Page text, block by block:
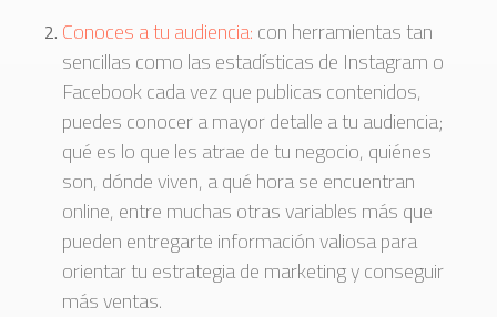
Conoces a tu audiencia: con herramientas tan
sencillas como las estadísticas de Instagram o
Facebook cada vez que publicas contenidos,
puedes conocer a mayor detalle a tu audiencia;
qué es lo que les atrae de tu negocio, quiénes
son, dónde viven, a qué hora se encuentran
online, entre muchas otras variables más que
pueden entregarte información valiosa para
orientar tu estrategia de marketing y conseguir
más ventas.